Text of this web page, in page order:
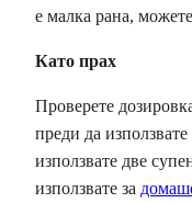
е малка рана,
Като прах
Проверете
преди да
използвате две
използвате за